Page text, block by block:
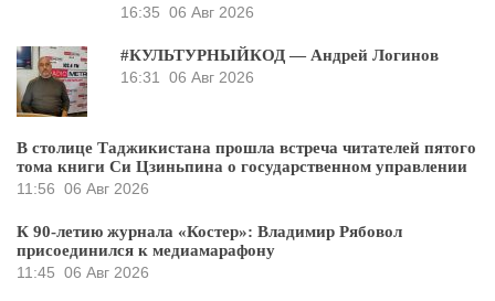
16:35 06 Авг 2026
#КУЛЬТУРНЫЙКОД — Андрей Логинов
16:31
06 Авг 2026
В столице Таджикистана прошла встреча читателей пятого
тома книги Си Цзиньпина о государственном управлении
11:56 06 Авг 2026
К 90-летию журнала «Костер»: Владимир Рябовол
присоединился к медиамарафону
11:45 06 Авг 2026